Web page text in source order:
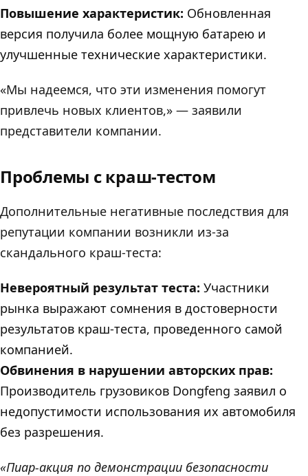
Повышение характеристик: Обновленная
версия получила более мощную батарею и
улучшенные технические характеристики.
«Мы надеемся, что эти изменения помогут
привлечь новых клиентов,» — заявили
представители компании.
Проблемы с краш-тестом
Дополнительные негативные последствия для
репутации компании возникли из-за
скандального краш-теста:
Невероятный результат теста: Участники
рынка выражают сомнения в достоверности
результатов краш-теста, проведенного самой
компанией.
Обвинения в нарушении авторских прав:
Производитель грузовиков Dongfeng заявил о
недопустимости использования их автомобиля
без разрешения.
«Пиар-акция по демонстрации безопасности